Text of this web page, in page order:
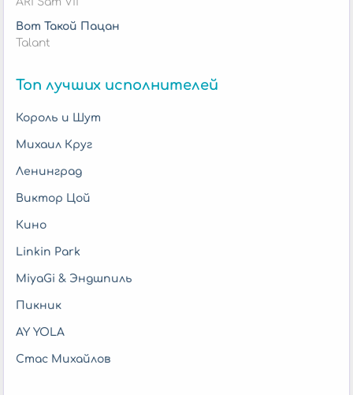
Вот Такой Пацан
Talant
Топ лучших исполнителей
Король и Шут
Михаил Круг
Ленинград
Виктор Цой
Кино
Linkin Park
MiyaGi & Эндшпиль
Пикник
AY YOLA
Стас Михайлов